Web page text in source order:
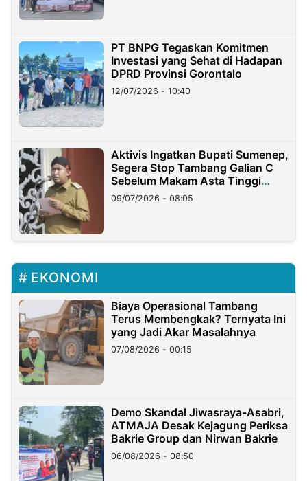
PT BNPG Tegaskan Komitmen
Investasi yang Sehat di Hadapan
DPRD Provinsi Gorontalo
12/07/2026 - 10:40
Aktivis Ingatkan Bupati Sumenep,
Segera Stop Tambang Galian C
Sebelum Makam Asta Tinggi
Longsor
09/07/2026 - 08:05
EKONOMI
Biaya Operasional Tambang
Terus Membengkak? Ternyata Ini
yang Jadi Akar Masalahnya
07/08/2026 - 00:15
Demo Skandal Jiwasraya-Asabri,
ATMAJA Desak Kejagung Periksa
Bakrie Group dan Nirwan Bakrie
06/08/2026 - 08:50